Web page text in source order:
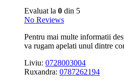
Evaluat la 0 din 5
No Reviews
Pentru mai multe informatii
va rugam apelati unul dintre
Liviu: 0728003004
Ruxandra: 0787262194